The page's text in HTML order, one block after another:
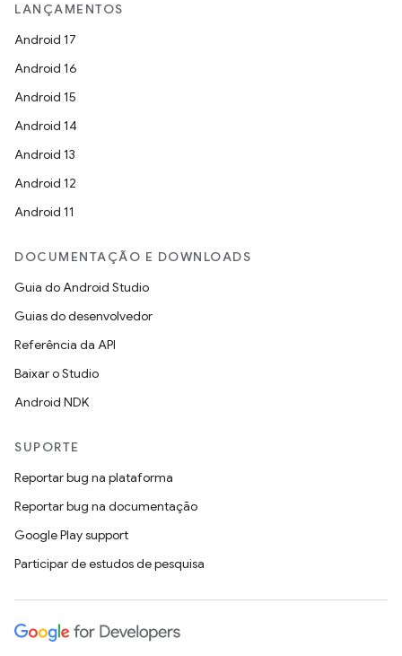
LANÇAMENTOS
Android 17
Android 16
Android 15
Android 14
Android 13
Android 12
Android 11
DOCUMENTAÇÃO E DOWNLOADS
Guia do Android Studio
Guias do desenvolvedor
Referência da API
Baixar o Studio
Android NDK
SUPORTE
Reportar bug na plataforma
Reportar bug na documentação
Google Play support
Participar de estudos de pesquisa